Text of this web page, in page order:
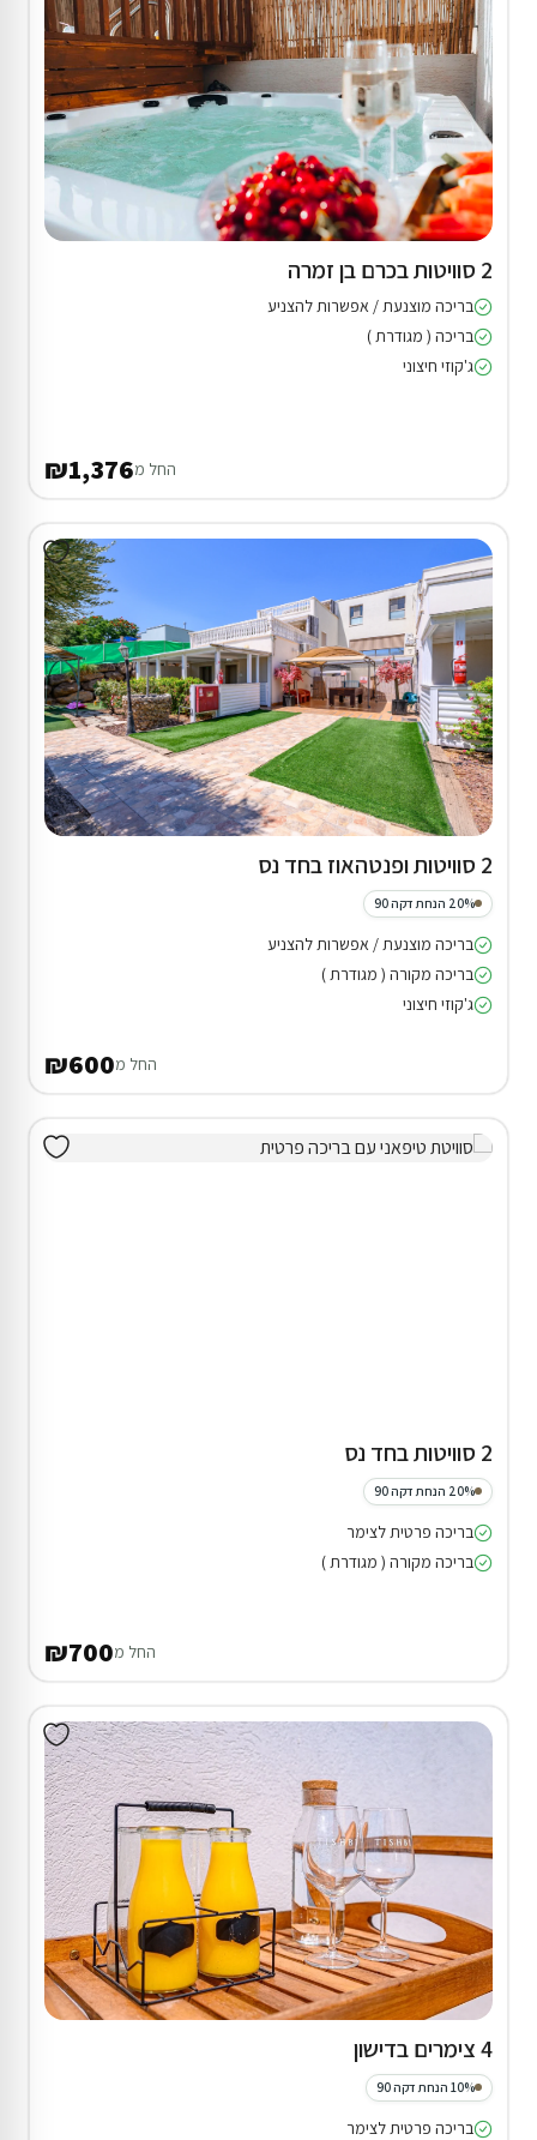
2 סוויטות בכרם בן זמרה
בריכה מוצנעת / אפשרות להצניע
בריכה ( מגודרת )
ג'קוזי חיצוני
החל מ₪1,376
2 סוויטות ופנטהאוז בחד נס
20% הנחת דקה 90
בריכה מוצנעת / אפשרות להצניע
בריכה מקורה ( מגודרת )
ג'קוזי חיצוני
החל מ₪600
2 סוויטות בחד נס
20% הנחת דקה 90
בריכה פרטית לצימר
בריכה מקורה ( מגודרת )
החל מ₪700
4 צימרים בדישון
10% הנחת דקה 90
בריכה פרטית לצימר